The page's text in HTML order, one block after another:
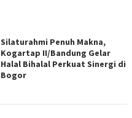
Silaturahmi Penuh Makna,
Kogartap II/Bandung Gelar
Halal Bihalal Perkuat Sinergi di
Bogor